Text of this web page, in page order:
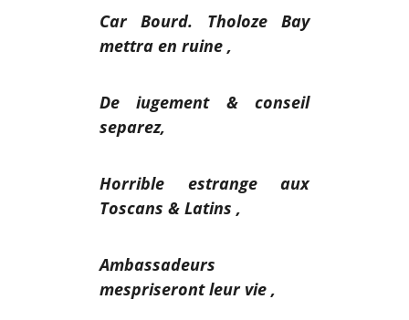
Car Bourd. Tholoze Bay
mettra en ruine ,
De iugement & conseil
separez,
Horrible estrange aux
Toscans & Latins ,
Ambassadeurs
mespriseront leur vie ,